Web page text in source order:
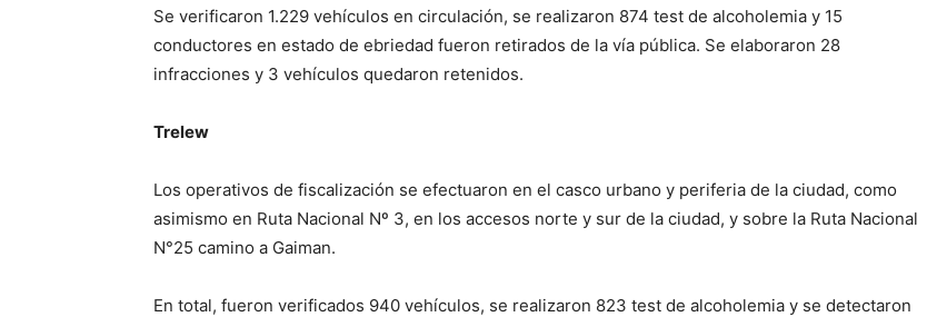
Se verificaron 1.229 vehículos en circulación, se realizaron 874 test de alcoholemia y 15
conductores en estado de ebriedad fueron retirados de la vía pública. Se elaboraron 28
infracciones y 3 vehículos quedaron retenidos.
Trelew
Los operativos de fiscalización se efectuaron en el casco urbano y periferia de la ciudad, como
asimismo en Ruta Nacional Nº 3, en los accesos norte y sur de la ciudad, y sobre la Ruta Nacional
N°25 camino a Gaiman.
En total, fueron verificados 940 vehículos, se realizaron 823 test de alcoholemia y se detectaron